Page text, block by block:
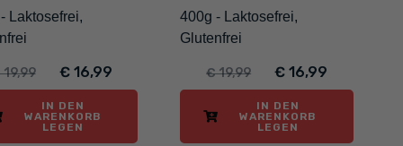
Laktosefrei,
€ 16,99
IN DEN
WARENKORB
LEGEN
400g - Laktosefrei,
Glutenfrei
€ 19,99 € 16,99
IN DEN
WARENKORB
LEGEN